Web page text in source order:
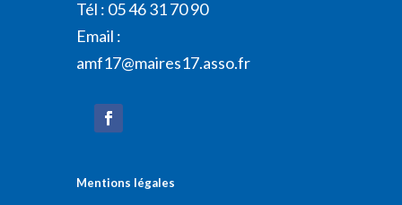
Tél : 05 46 31 70 90
Email :
amf17@maires17.asso.fr
Mentions légales